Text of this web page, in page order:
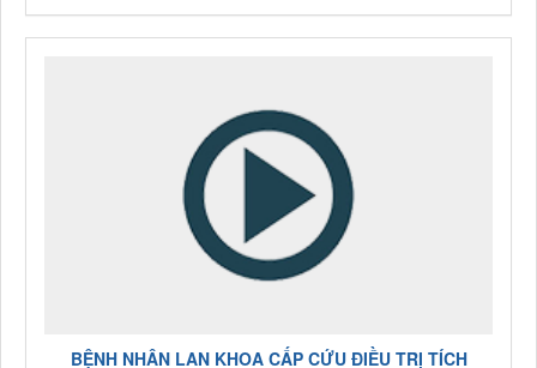
BỆNH NHÂN LAN KHOA CẤP CỨU ĐIỀU TRỊ TÍCH